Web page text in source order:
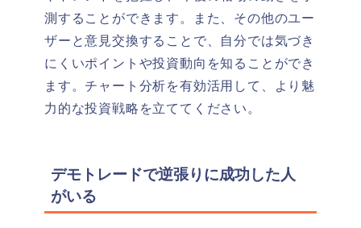
測することができます。
また、その他のユー
ザーと意見交換することで、自分では気づき
にくいポイントや投資動向を知ることができ
ます。チャート分析を有効活用して、より魅
力的な投資戦略を立ててください。
デモトレードで逆張りに成功した人
がいる